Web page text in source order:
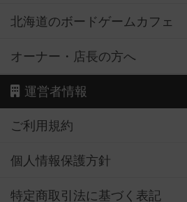
北海道のボードゲームカフェ
オーナー・店長の方へ
運営者情報
ご利用規約
個人情報保護方針
特定商取引法に基づく表記